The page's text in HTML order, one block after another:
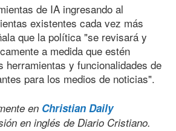
de IA ingresando al
existentes cada vez más
que la política "se revisará y
a medida que estén
herramientas y funcionalidades de
para los medios de noticias".
en Christian Daily
en inglés de Diario Cristiano.